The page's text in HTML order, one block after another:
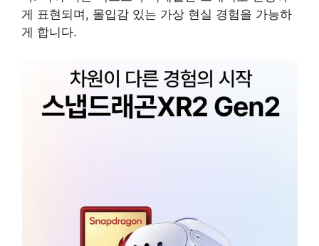
게 표현되며, 몰입감 있는 가상 현실 경험을 가능하
게 합니다.